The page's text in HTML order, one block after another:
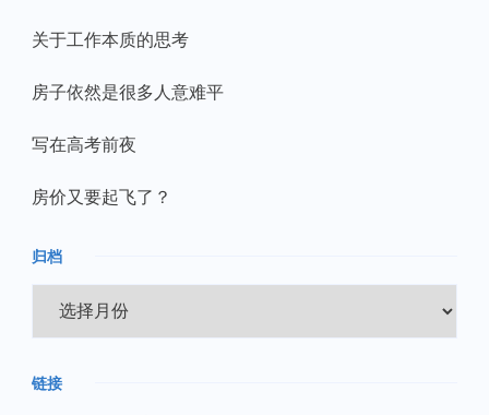
关于工作本质的思考
房子依然是很多人意难平
写在高考前夜
房价又要起飞了？
归档
档
链接